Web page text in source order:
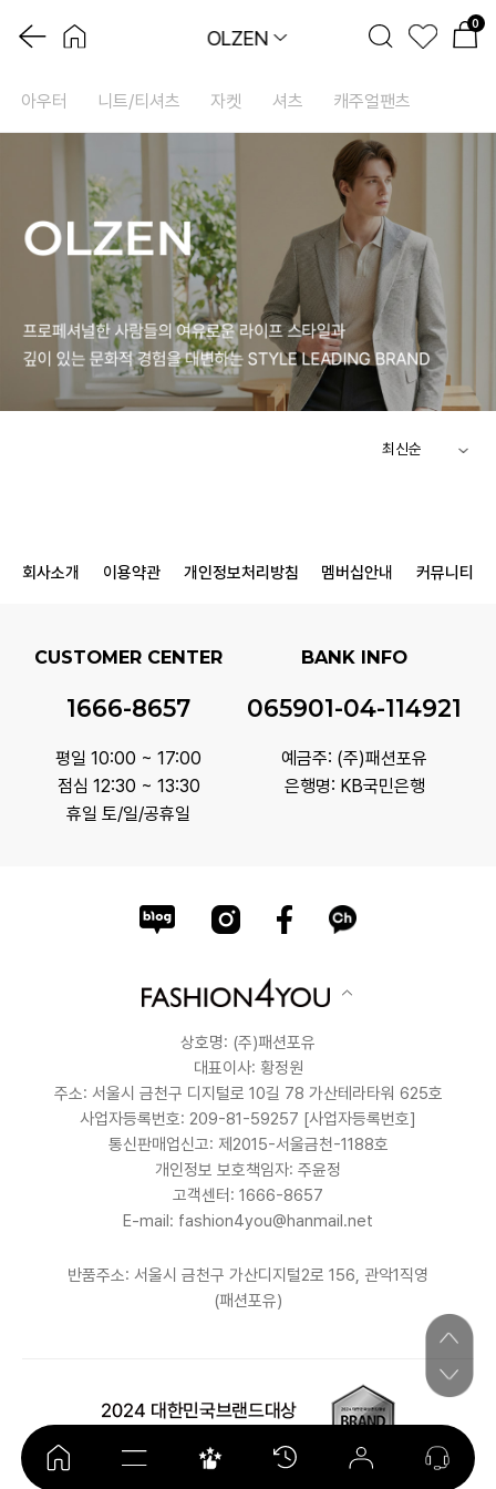
0
OLZEN
아우터 니트/티셔츠 자켓 셔츠 캐주얼팬츠
회사소개 이용약관 개인정보처리방침 멤버십안내 커뮤니티
CUSTOMER CENTER
1666-8657
평일 10:00 ~ 17:00
점심 12:30 ~ 13:30
휴일 토/일/공휴일
BANK INFO
065901-04-114921
예금주: (주)패션포유
은행명: KB국민은행
상호명: (주)패션포유
대표이사: 황정원
주소: 서울시 금천구 디지털로 10길 78 가산테라타워 625호
사업자등록번호: 209-81-59257 [사업자등록번호]
통신판매업신고: 제2015-서울금천-1188호
개인정보 보호책임자: 주윤정
고객센터: 1666-8657
E-mail: fashion4you@hanmail.net
반품주소: 서울시 금천구 가산디지털2로 156, 관악1직영
(패션포유)